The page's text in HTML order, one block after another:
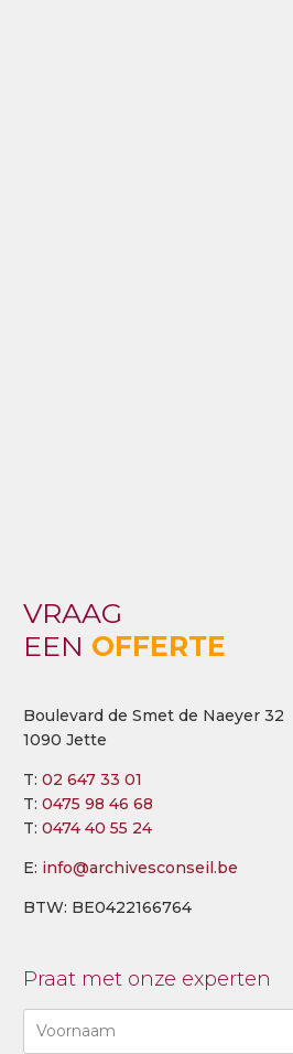
VRAAG
EEN OFFERTE
Boulevard de Smet de Naeyer 32
1090 Jette
T: 02 647 33 01
T: 0475 98 46 68
T: 0474 40 55 24
E: info@archivesconseil.be
BTW: BE0422166764
Praat met onze experten